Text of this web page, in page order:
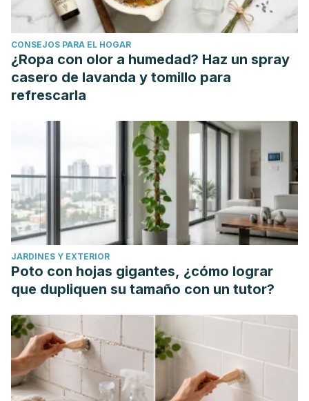
potential food products.Food research international
(Ottawa, Ont.),137, 109675.
https://pubmed.ncbi.nlm.nih.gov/33233252/
Petersen, C., Wankhade, U. D., Bharat, D., Wong, K.,
Mueller, J. E., Chintapalli, S. V., Piccolo, B. D., Jalili, T., Jia,
Dietary supplementation with strawberry induces marked
changes in the composition and functional potential of the
gut microbiome in diabetic mice.
The Journal Of Nutritional
Biochemistry,
66, 63-69.
https://www.sciencedirect.com/science/article/abs/pii/
Selek Aksoy, I., & Otles, S. (2022). Effects of Green Apple
(Golden Delicious) and Its Three Major Flavonols
Consumption on Obesity, Lipids, and Oxidative Stress in
Obese Rats.
Molecules (Basel, Switzerland),
27(4), 1243.
Syed, R. U., Moni, S. S., Break, M. K. B., Khojali, W. M. A.,
Jafar, M., Alshammari, M. D., Abdelsalam, K., Taymour, S.,
Alreshidi, K. S. M., Elhassan Taha, M. M., & Mohan, S. (2023).
Broccoli: A Multi-Faceted Vegetable for Health: An In-Depth
Review of Its Nutritional Attributes, Antimicrobial Abilities,
CONSEJOS PARA EL HOGAR
¿Ropa con olor a humedad? Haz un spray
casero de lavanda y tomillo para
refrescarla
JARDINES Y EXTERIOR
Poto con hojas gigantes, ¿cómo lograr
que dupliquen su tamaño con un tutor?